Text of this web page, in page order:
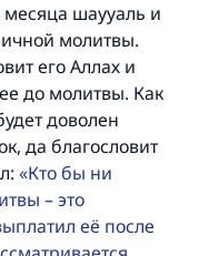
месяца шаууаль и
молитвы.
его Аллах и
до молитвы. Как
доволен
да благословит
Кто бы ни
– это
её после